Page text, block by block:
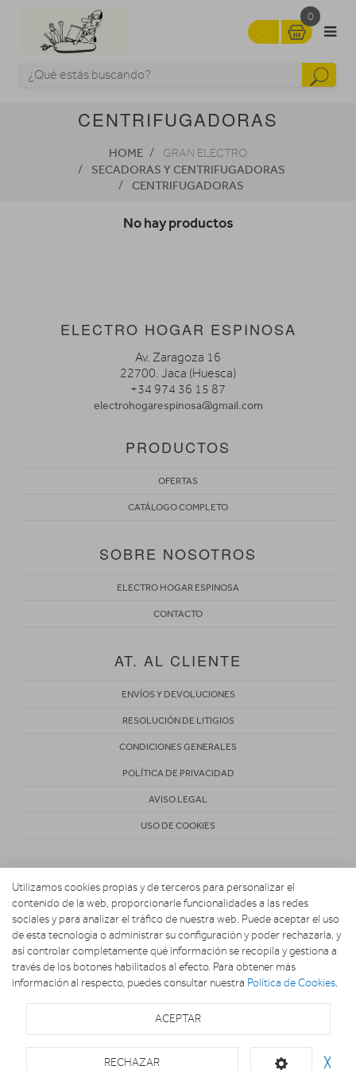
0
CENTRIFUGADORAS
HOME GRAN ELECTRO
SECADORAS Y CENTRIFUGADORAS
CENTRIFUGADORAS
No hay productos
ELECTRO HOGAR ESPINOSA
Av. Zaragoza 16
22700. Jaca (Huesca)
+34 974 36 15 87
electrohogarespinosa@gmail.com
PRODUCTOS
OFERTAS
CATÁLOGO COMPLETO
SOBRE NOSOTROS
ELECTRO HOGAR ESPINOSA
CONTACTO
AT. AL CLIENTE
ENVÍOS Y DEVOLUCIONES
RESOLUCIÓN DE LITIGIOS
CONDICIONES GENERALES
POLÍTICA DE PRIVACIDAD
AVISO LEGAL
USO DE COOKIES
Copyright 2026. Electro Hogar Espinosa
Utilizamos cookies propias y de terceros para personalizar el
contenido de la web, proporcionarle funcionalidades a las redes
sociales y para analizar el tráfico de nuestra web. Puede aceptar el uso
de esta tecnología o administrar su configuración y poder rechazarla, y
así controlar completamente qué información se recopila y gestiona a
través de los botones habilitados al efecto. Para obtener más
información al respecto, puedes consultar nuestra Política de Cookies.
ACEPTAR
RECHAZAR ╳